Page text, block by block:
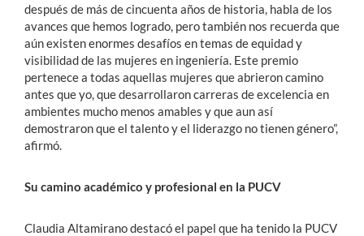
después de más de cincuenta años de historia, habla de los
avances que hemos logrado, pero también nos recuerda que
aún existen enormes desafíos en temas de equidad y
visibilidad de las mujeres en ingeniería. Este premio
pertenece a todas aquellas mujeres que abrieron camino
antes que yo, que desarrollaron carreras de excelencia en
ambientes mucho menos amables y que aun así
demostraron que el talento y el liderazgo no tienen género”,
afirmó.
Su camino académico y profesional en la PUCV
Claudia Altamirano destacó el papel que ha tenido la PUCV